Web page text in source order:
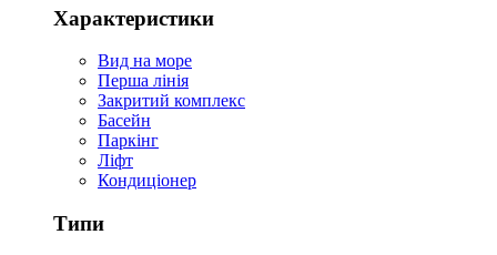
Характеристики
Вид на море
Перша лінія
Закритий комплекс
Басейн
Паркінг
Ліфт
Кондиціонер
Типи